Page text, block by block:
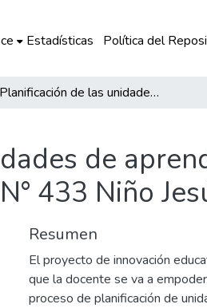
Estadísticas Política del
Planificación de las unidades de aprendizaje con el enfoque por competencias en la IEI N° 433 Niño Jesús de Saylla
de
433 Niño
Resumen
El proyecto de innovación
que la docente se va a
proceso de planificación de